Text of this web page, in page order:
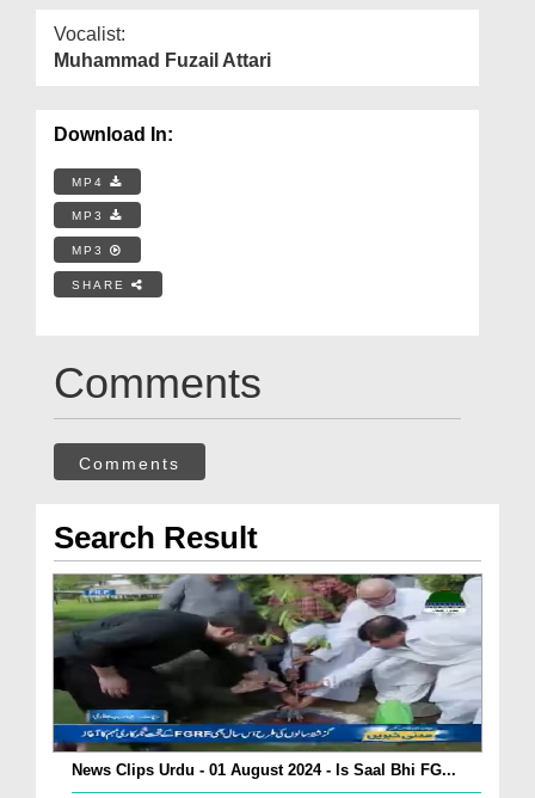
Vocalist:
Muhammad Fuzail Attari
Download In:
MP4
MP3
MP3
SHARE
Comments
Comments
Search Result
News Clips Urdu - 01 August 2024 - Is Saal Bhi FG...